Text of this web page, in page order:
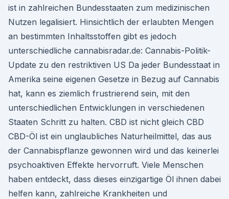
ist in zahlreichen Bundesstaaten zum medizinischen
Nutzen legalisiert. Hinsichtlich der erlaubten Mengen
an bestimmten Inhaltsstoffen gibt es jedoch
unterschiedliche cannabisradar.de: Cannabis-Politik-
Update zu den restriktiven US Da jeder Bundesstaat in
Amerika seine eigenen Gesetze in Bezug auf Cannabis
hat, kann es ziemlich frustrierend sein, mit den
unterschiedlichen Entwicklungen in verschiedenen
Staaten Schritt zu halten. CBD ist nicht gleich CBD
CBD-Öl ist ein unglaubliches Naturheilmittel, das aus
der Cannabispflanze gewonnen wird und das keinerlei
psychoaktiven Effekte hervorruft. Viele Menschen
haben entdeckt, dass dieses einzigartige Öl ihnen dabei
helfen kann, zahlreiche Krankheiten und